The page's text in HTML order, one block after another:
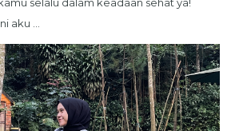
selalu dalam keadaan sehat ya!
aku ...